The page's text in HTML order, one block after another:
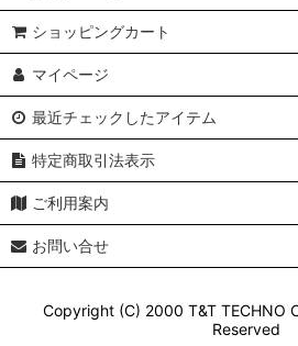
ショッピングカート
マイページ
最近チェックしたアイテム
特定商取引法表示
ご利用案内
お問い合せ
Copyright (C) 2000 T&T TECHNO
Reserved